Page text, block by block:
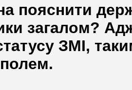
пояснити
загалом?
ЗМІ,